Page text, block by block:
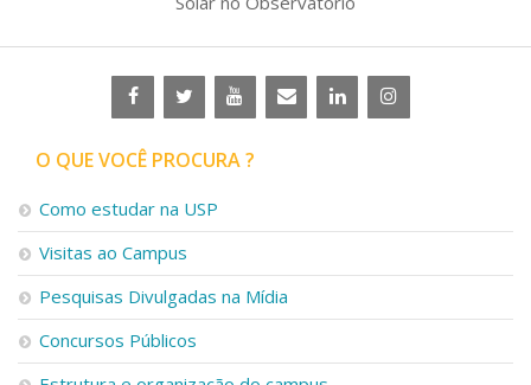
O QUE VOCÊ PROCURA ?
Como estudar na USP
Visitas ao Campus
Pesquisas Divulgadas na Mídia
Concursos Públicos